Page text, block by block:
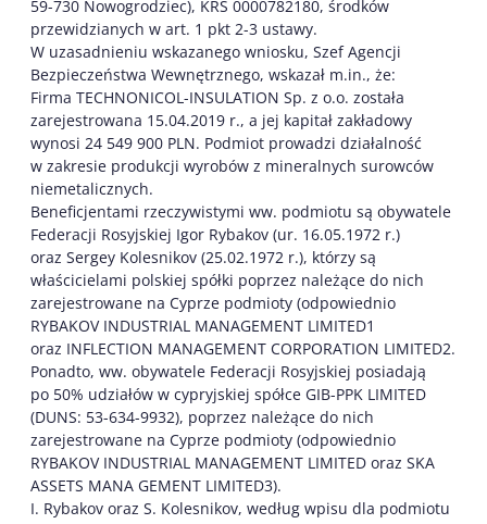
59-730 Nowogrodziec), KRS 0000782180, środków
przewidzianych w art. 1 pkt 2-3 ustawy.
W uzasadnieniu wskazanego wniosku, Szef Agencji
Bezpieczeństwa Wewnętrznego, wskazał m.in., że:
Firma TECHNONICOL-INSULATION Sp. z o.o. została
zarejestrowana 15.04.2019 r., a jej kapitał zakładowy
wynosi 24 549 900 PLN. Podmiot prowadzi działalność
w zakresie produkcji wyrobów z mineralnych surowców
niemetalicznych.
Beneficjentami rzeczywistymi ww. podmiotu są obywatele
Federacji Rosyjskiej Igor Rybakov (ur. 16.05.1972 r.)
oraz Sergey Kolesnikov (25.02.1972 r.), którzy są
właścicielami polskiej spółki poprzez należące do nich
zarejestrowane na Cyprze podmioty (odpowiednio
RYBAKOV INDUSTRIAL MANAGEMENT LIMITED1
oraz INFLECTION MANAGEMENT CORPORATION LIMITED2.
Ponadto, ww. obywatele Federacji Rosyjskiej posiadają
po 50% udziałów w cypryjskiej spółce GIB-PPK LIMITED
(DUNS: 53-634-9932), poprzez należące do nich
zarejestrowane na Cyprze podmioty (odpowiednio
RYBAKOV INDUSTRIAL MANAGEMENT LIMITED oraz SKA
ASSETS MANA GEMENT LIMITED3).
I. Rybakov oraz S. Kolesnikov, według wpisu dla podmiotu